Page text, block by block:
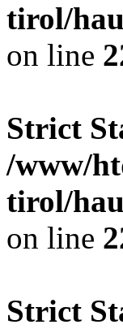
tirol/
on line
Strict
/www/
tirol/
on line
Strict